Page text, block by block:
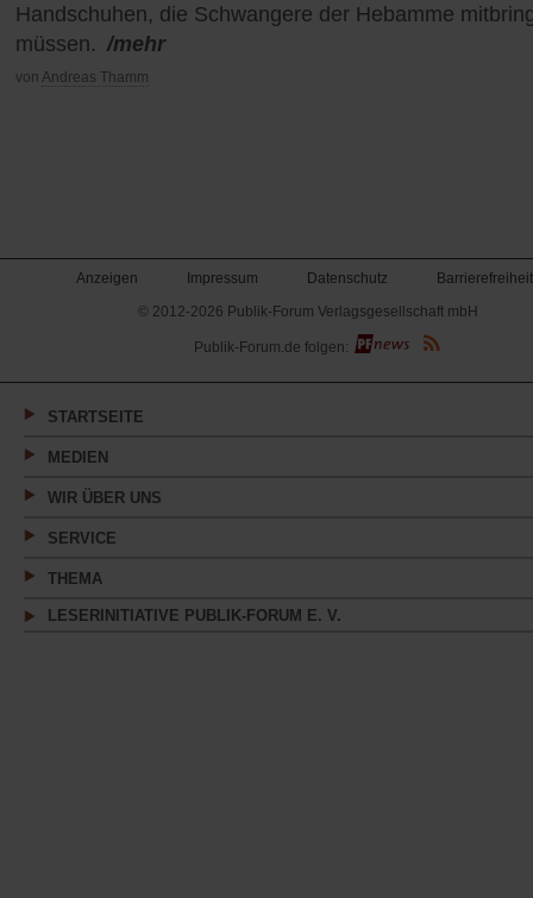
Handschuhen, die Schwangere der Hebamme
müssen. /mehr
von Andreas Thamm
Anzeigen Impressum Datenschutz
Barrierefreiheit
© 2012-2026 Publik-Forum Verlagsgesellschaft mbH
(Öffnet
in
neuen
Publik-Forum.de folgen:
STARTSEITE
MEDIEN
WIR ÜBER UNS
SERVICE
THEMA
LESERINITIATIVE PUBLIK-FORUM E. V.